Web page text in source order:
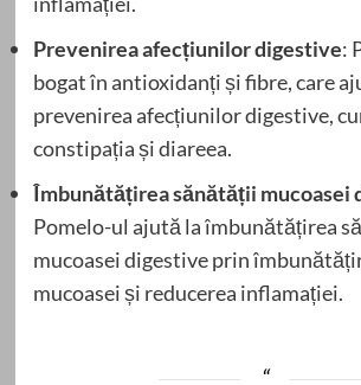
Prevenirea afecțiunilor digestive:
bogat în antioxidanți și fibre, care
prevenirea afecțiunilor digestive,
constipația și diareea.
Îmbunătățirea sănătății mucoasei
Pomelo-ul ajută la îmbunătățirea
mucoasei digestive prin
mucoasei și reducerea inflamației.